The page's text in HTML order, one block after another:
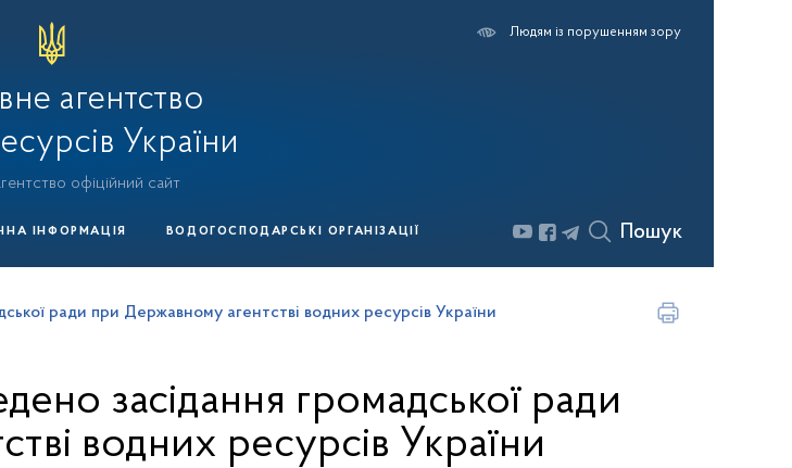
агентство
України
офіційний сайт
Людям із порушенням зору
ІНФОРМАЦІЯ ВОДОГОСПОДАРСЬКІ ОРГАНІЗАЦІЇ Пошук
ради при Державному агентстві водних ресурсів України
засідання громадської ради
водних ресурсів України